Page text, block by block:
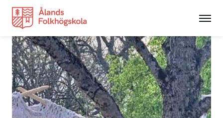
Utbildningar
NYAlinjen
Hantverk
Kortkurser